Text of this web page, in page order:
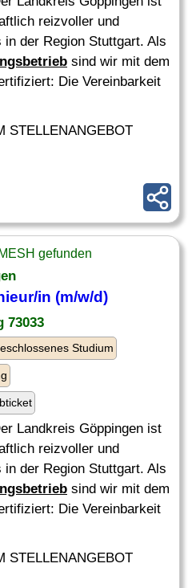
reizvoller und
der Region Stuttgart. Als
sind wir mit dem
Die Vereinbarkeit
STELLENANGEBOT
gefunden
in (m/w/d)
73033
Studium
Landkreis Göppingen ist
reizvoller und
der Region Stuttgart. Als
sind wir mit dem
Die Vereinbarkeit
STELLENANGEBOT